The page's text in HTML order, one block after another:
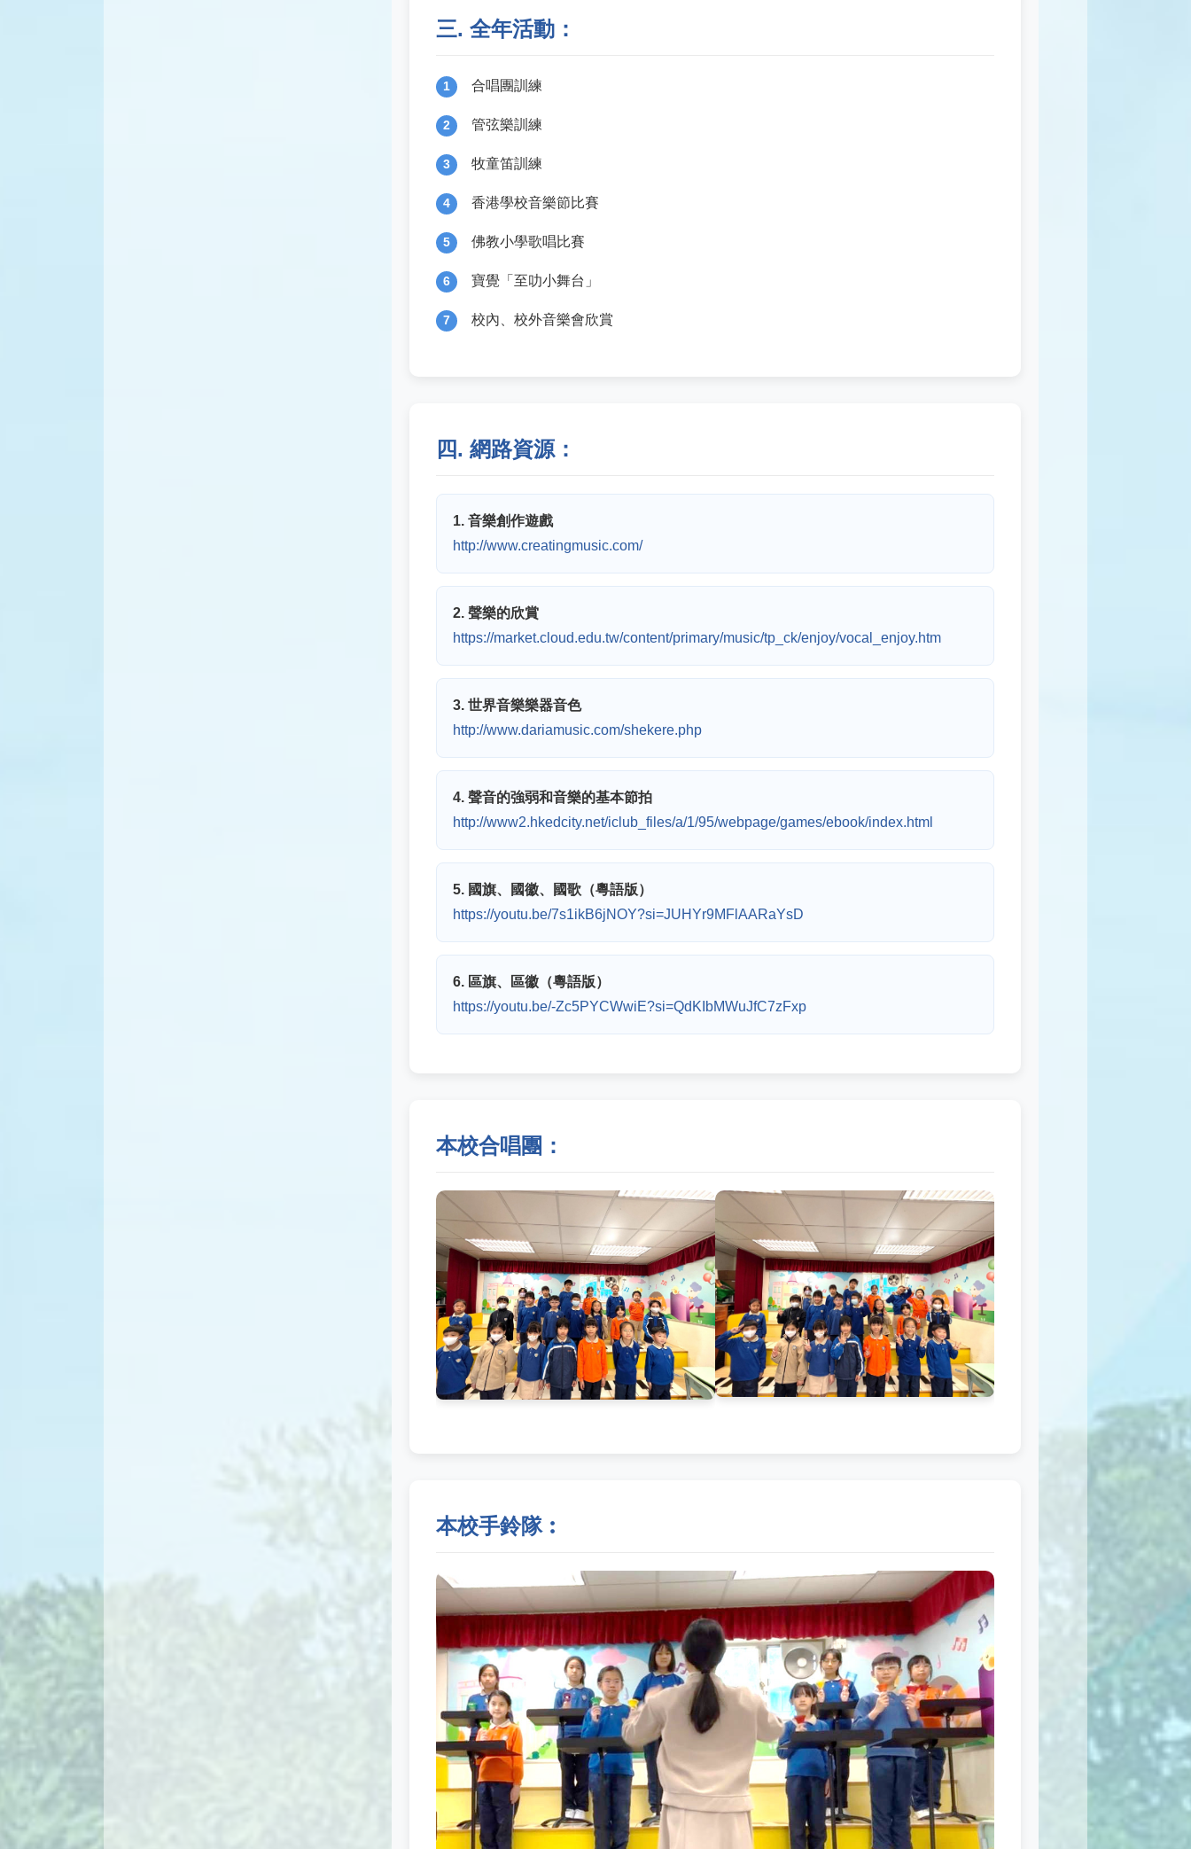
三. 全年活動：
1 合唱團訓練
2 管弦樂訓練
3 牧童笛訓練
4 香港學校音樂節比賽
5 佛教小學歌唱比賽
6 寶覺「至叻小舞台」
7 校內、校外音樂會欣賞
四. 網路資源：
1. 音樂創作遊戲
http://www.creatingmusic.com/
2. 聲樂的欣賞
https://market.cloud.edu.tw/content/primary/music/tp_ck/enjoy/vocal_enjoy.htm
3. 世界音樂樂器音色
http://www.dariamusic.com/shekere.php
4. 聲音的強弱和音樂的基本節拍
http://www2.hkedcity.net/iclub_files/a/1/95/webpage/games/ebook/index.html
5. 國旗、國徽、國歌（粵語版）
https://youtu.be/7s1ikB6jNOY?si=JUHYr9MFlAARaYsD
6. 區旗、區徽（粵語版）
https://youtu.be/-Zc5PYCWwiE?si=QdKIbMWuJfC7zFxp
本校合唱團：
本校手鈴隊︰